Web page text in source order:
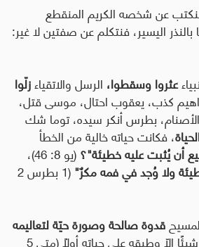
عن شخصه الكريم المنقطع
بالنذر اليسير، فنتكلم عن صفتين لا غير:
عثروا وسقطوا، الرسل والاتقياءزلّوا
كذب، يعقوب احتال، موسى قتل،
بطرس أنكر سيده، توما شك
، فكانت حياته خالية من الخطأ
أن يُثبت عليه خطيئة"؟(يو 8: 46)،
ولا وُجد في فمه مكرٌ" (1 بطرس 2
قدوة صالحة وصورة حيّة لتعاليمه
، فهو لم يعلّم شيئًا إلاّ وطبقه على حياته أولاً (متى 5